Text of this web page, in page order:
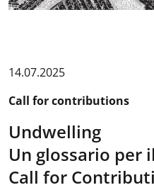
14.07.2025
Call for contributions
Undwelling
Un glossario per
Call for